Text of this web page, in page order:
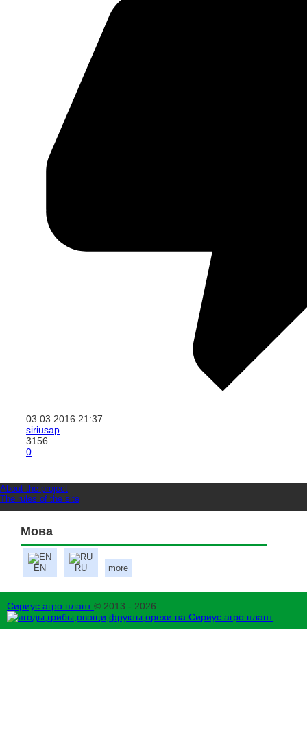
03.03.2016 21:37
siriusap
3156
0
About the project
The rules of the site
Мова
EN RU more
Сириус агро плант© 2013 - 2026